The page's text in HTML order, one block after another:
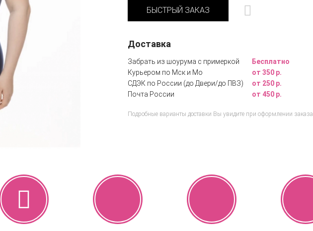
БЫСТРЫЙ ЗАКАЗ
Доставка
Забрать из шоурума с примеркой
Бесплатно
Курьером по Мск и Мо
от 350 р.
СДЭК по России (до Двери/до ПВЗ)
от 250 р.
Почта России
от 450 р.
Подробные варианты доставки Вы увидите при оформлении заказа